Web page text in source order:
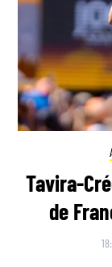
Tavira-
de